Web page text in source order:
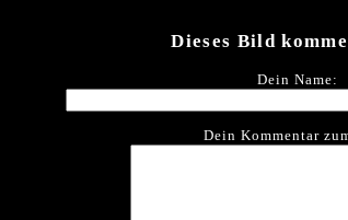
Dieses Bild
Dein Name:
Dein Kommentar